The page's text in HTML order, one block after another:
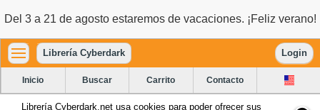
Del 3 a 21 de agosto estaremos de vacaciones. ¡Feliz verano!
Librería Cyberdark Login
Inicio Buscar Carrito Contacto
Librería Cyberdark.net usa cookies para poder ofrecer sus